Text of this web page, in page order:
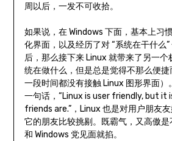
周以后，一发不可收拾。
如果说，在 Windows 下面，基本上习
化界面，以及经历了对 “系统在干什么
后，那么接下来 Linux 就带来了另一个
统在做什么，但是总是觉得不那么便
一段时间都没有接触 Linux 图形界面）
一句话，“Linux is user friendly, but it
friends are.”，Linux 也是对用户朋友
它的朋友比较挑剔。既霸气，又高傲
和 Windows 党见面就掐。